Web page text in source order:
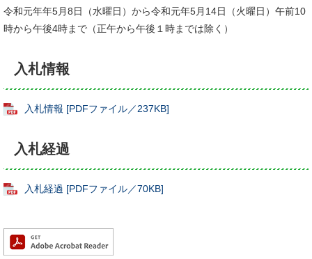
令和元年年5月8日（水曜日）から令和元年5月14日（火曜日）午前10
時から午後4時まで（正午から午後１時までは除く）
入札情報
入札情報 [PDFファイル／237KB]
入札経過
入札経過 [PDFファイル／70KB]